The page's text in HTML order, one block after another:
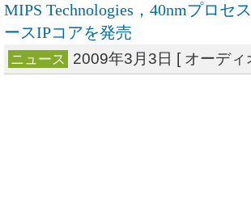
MIPS Technologies，40nmプロセ
ースIPコアを発売
ニュース 2009年3月3日 [ オーディ